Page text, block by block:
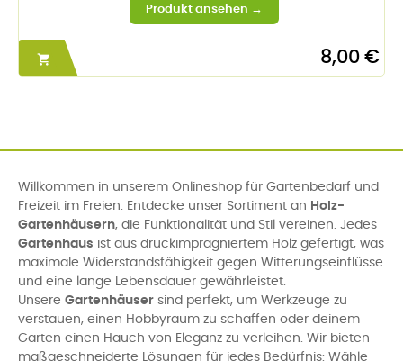
 8,00 €
Willkommen in unserem Onlineshop für Gartenbedarf und
Freizeit im Freien. Entdecke unser Sortiment an Holz-
Gartenhäusern, die Funktionalität und Stil vereinen. Jedes
Gartenhaus ist aus druckimprägniertem Holz gefertigt, was
maximale Widerstandsfähigkeit gegen Witterungseinflüsse
und eine lange Lebensdauer gewährleistet.
Unsere Gartenhäuser sind perfekt, um Werkzeuge zu
verstauen, einen Hobbyraum zu schaffen oder deinem
Garten einen Hauch von Eleganz zu verleihen. Wir bieten
maßgeschneiderte Lösungen für jedes Bedürfnis: Wähle